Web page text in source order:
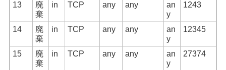
13
廃
棄
in TCP any any
an
y
1243
14
廃
棄
in TCP any any
an
y
12345
15
廃
棄
in TCP any any
an
y
27374